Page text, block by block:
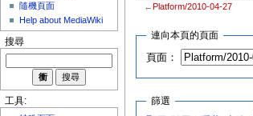
← Platform/2010-04-27
連向本頁的頁面
頁面：
篩選
隨機頁面
Help about MediaWiki
搜尋
工具: